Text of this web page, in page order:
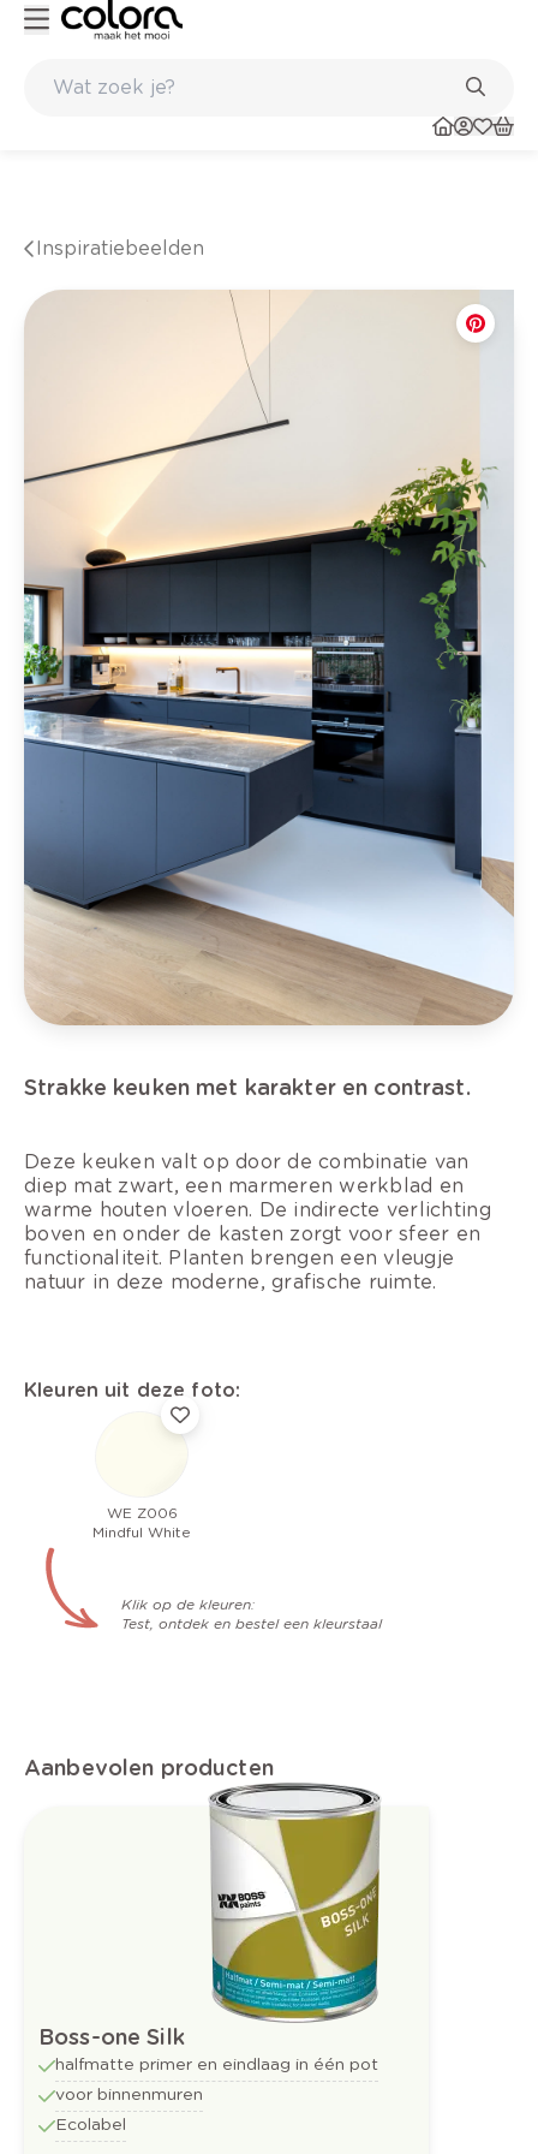
Inspiratiebeelden
Strakke keuken met karakter en contrast.
Deze keuken valt op door de combinatie van
diep mat zwart, een marmeren werkblad en
warme houten vloeren. De indirecte verlichting
boven en onder de kasten zorgt voor sfeer en
functionaliteit. Planten brengen een vleugje
natuur in deze moderne, grafische ruimte.
Kleuren uit deze foto:
WE Z006
Mindful White
Klik op de kleuren:
Test, ontdek en bestel een kleurstaal
Aanbevolen producten
Boss-one Silk
halfmatte primer en eindlaag in één pot
voor binnenmuren
Ecolabel